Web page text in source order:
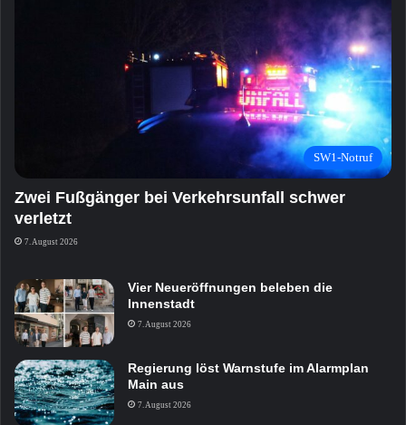
SW1-Notruf
Zwei Fußgänger bei Verkehrsunfall schwer
verletzt
7. August 2026
Vier Neueröffnungen beleben die
Innenstadt
7. August 2026
Regierung löst Warnstufe im Alarmplan
Main aus
7. August 2026